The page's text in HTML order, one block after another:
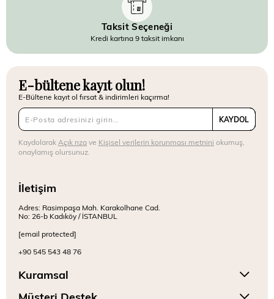
Taksit Seçeneği
Kredi kartına 9 taksit imkanı
E-bültene kayıt olun!
E-Bültene kayıt ol fırsat & indirimleri kaçırma!
KAYDOL
Kaydolarak Açık rızave Kişisel verilerin korunması metnini okumuş,
onaylamış olursunuz.
İletişim
Adres: Rasimpaşa Mah. Karakolhane Cad.
No: 26-b Kadıköy / İSTANBUL
[email protected]
+90 545 543 48 76
Kuramsal